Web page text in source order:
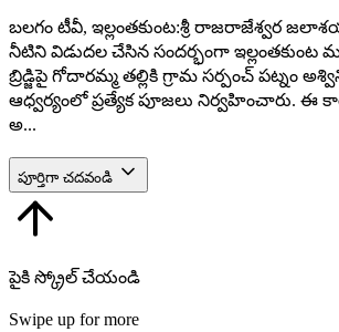
బలగం టీవీ, ఇల్లంతకుంట:శ్రీ రాజరాజేశ్వర
నీటిని విడుదల చేసిన సందర్భంగా ఇల్లంతకుంట
బ్రిడ్జిపై గోదారమ్మ తల్లికి గ్రామ సర్పంచ్ పట్నం
ఆధ్వర్యంలో ప్రత్యేక పూజలు నిర్వహించారు. ఈ
అ...
పూర్తిగా చదవండి
పైకి స్క్రోల్ చేయండి
Swipe up for more